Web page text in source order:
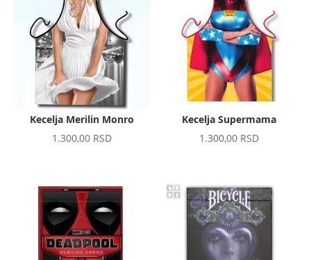
Kecelja Merilin Monro
1.300,00 RSD
Kecelja Supermama
1.300,00 RSD